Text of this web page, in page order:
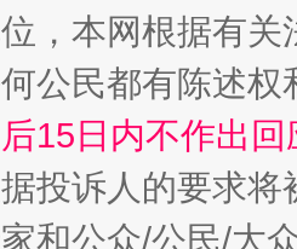
，本网根据有
公民都有陈述
15日内不作出
投诉人的要求将
和公众/公民/大